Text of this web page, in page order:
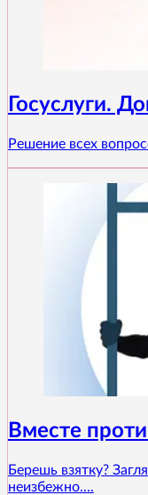
Госуслуги.
Решение всех
Вместе
Берешь взятку?
неизбежно....